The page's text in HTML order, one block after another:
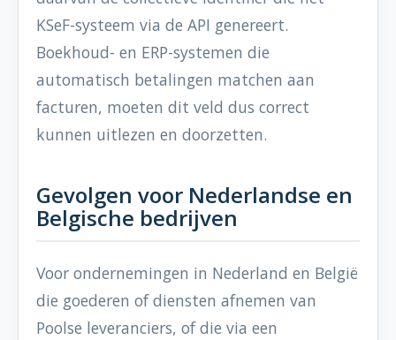
KSeF-systeem via de API genereert.
Boekhoud- en ERP-systemen die
automatisch betalingen matchen aan
facturen, moeten dit veld dus correct
kunnen uitlezen en doorzetten.
Gevolgen voor Nederlandse en
Belgische bedrijven
Voor ondernemingen in Nederland en België
die goederen of diensten afnemen van
Poolse leveranciers, of die via een